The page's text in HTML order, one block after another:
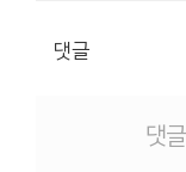
댓글
댓